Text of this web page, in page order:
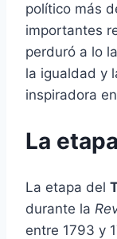
político más
importantes
perduró a lo
la igualdad y
inspiradora
La
La etapa del
durante la
entre 1793 y